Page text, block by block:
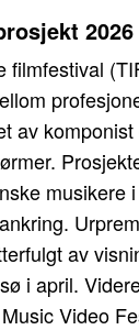
2026
filmfestival
av
musikere
av
i april.
Video